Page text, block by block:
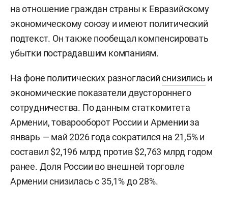
на отношение граждан страны к Евразийскому
экономическому союзу и имеют политический
подтекст. Он также пообещал компенсировать
убытки пострадавшим компаниям.
На фоне политических разногласийснизились и
экономические показатели двустороннего
сотрудничества. По данным статкомитета
Армении, товарооборот России и Армении за
январь — май 2026 года сократился на 21,5% и
составил $2,196 млрд против $2,763 млрд годом
ранее. Доля России во внешней торговле
Армении снизилась с 35,1% до 28%.